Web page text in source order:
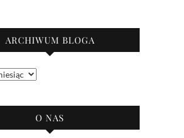
ARCHIWUM BLOGA
O NAS